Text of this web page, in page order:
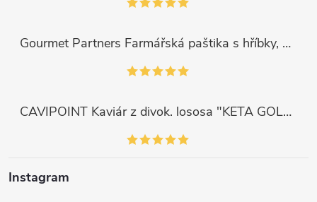
Gourmet Partners Farmářská paštika s hříbky, 180g
CAVIPOINT Kaviár z divok. lososa "KETA GOLD", 200g
Instagram